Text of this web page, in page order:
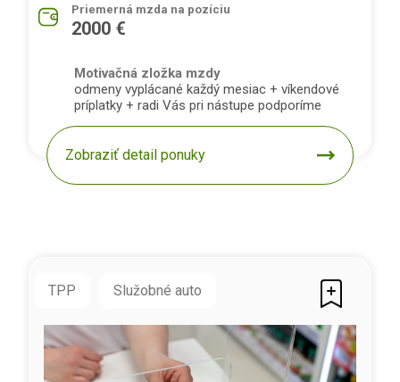
Priemerná mzda na pozíciu
2000 €
Motivačná zložka mzdy
odmeny vyplácané každý mesiac + víkendové
príplatky + radi Vás pri nástupe podporíme
Zobraziť detail ponuky
TPP Služobné auto